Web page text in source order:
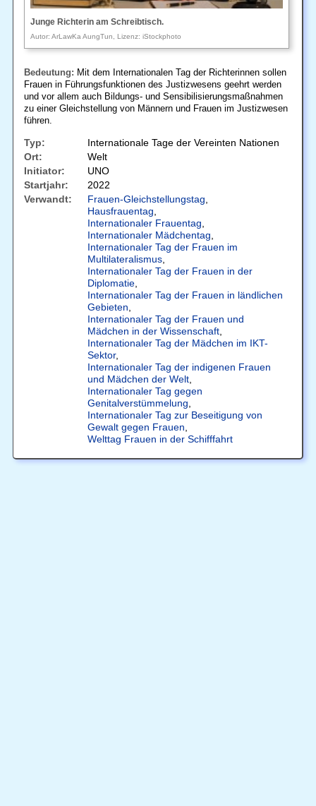
Junge Richterin am Schreibtisch.
Autor: ArLawKa AungTun, Lizenz: iStockphoto
Bedeutung: Mit dem Internationalen Tag der Richterinnen sollen
Frauen in Führungsfunktionen des Justizwesens geehrt werden
und vor allem auch Bildungs- und Sensibilisierungsmaßnahmen
zu einer Gleichstellung von Männern und Frauen im Justizwesen
führen.
Typ:
Internationale Tage der Vereinten Nationen
Ort:
Welt
Initiator:
UNO
Startjahr:
2022
Verwandt:
Frauen-Gleichstellungstag,
Hausfrauentag,
Internationaler Frauentag,
Internationaler Mädchentag,
Internationaler Tag der Frauen im
Multilateralismus,
Internationaler Tag der Frauen in der
Diplomatie,
Internationaler Tag der Frauen in ländlichen
Gebieten,
Internationaler Tag der Frauen und
Mädchen in der Wissenschaft,
Internationaler Tag der Mädchen im IKT-
Sektor,
Internationaler Tag der indigenen Frauen
und Mädchen der Welt,
Internationaler Tag gegen
Genitalverstümmelung,
Internationaler Tag zur Beseitigung von
Gewalt gegen Frauen,
Welttag Frauen in der Schifffahrt